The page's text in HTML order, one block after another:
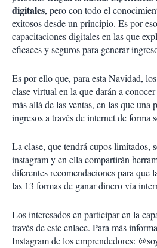
digitales, pero con todo el
exitosos desde un principio. Es por
capacitaciones digitales en las que
eficaces y seguros para generar
Es por ello que, para esta Navidad,
clase virtual en la que darán a
más allá de las ventas, en las que una
ingresos a través de internet de forma
La clase, que tendrá cupos limitados,
instagram y en ella compartirán
diferentes recomendaciones para que
las 13 formas de ganar dinero vía
Los interesados en participar en la
través de este enlace. Para más
Instagram de los emprendedores: